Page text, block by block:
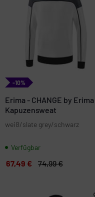
-10%
Erima - CHANGE by Erima
Kapuzensweat
weiß/slate grey/schwarz
Verfügbar
67,49 € 74,99 €